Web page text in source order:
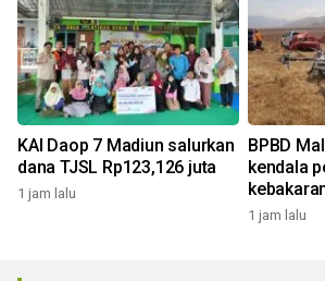
KAI Daop 7 Madiun salurkan
dana TJSL Rp123,126 juta
1 jam lalu
BPBD
kendala
1 jam lalu